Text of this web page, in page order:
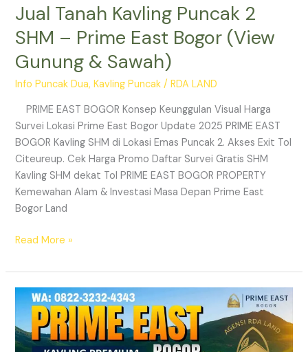
Jual Tanah Kavling Puncak 2
SHM – Prime East Bogor (View
Gunung & Sawah)
Info Puncak Dua,Kavling Puncak /RDA LAND
PRIME EAST BOGOR Konsep Keunggulan Visual Harga
Survei Lokasi Prime East Bogor Update 2025 PRIME EAST
BOGOR Kavling SHM di Lokasi Emas Puncak 2. Akses Exit Tol
Citeureup. Cek Harga Promo Daftar Survei Gratis SHM
Kavling SHM dekat Tol PRIME EAST BOGOR PROPERTY
Kemewahan Alam & Investasi Masa Depan Prime East
Bogor Land
Read More »
Prime
East
Bogor
|